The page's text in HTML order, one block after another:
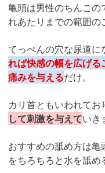
亀頭は男性のちんこ
れあたりまでの範囲の
てっぺんの穴な尿道に
れば快感の幅を広げ
痛みを与えるだけ。
カリ首ともいわれてお
して刺激を与えていき
おすすめの舐め方は亀
をちろちろと水を舐め